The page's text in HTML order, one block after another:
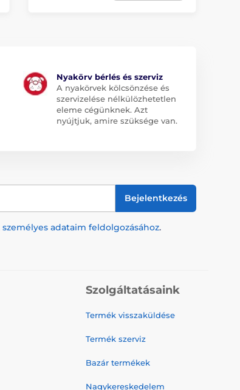
Nyakörv bérlés és szerviz
A nyakörvek kölcsönzése és
szervizelése nélkülözhetetlen
eleme cégünknek. Azt
nyújtjuk, amire szüksége van.
Bejelentkezés
személyes adataim feldolgozásához.
Szolgáltatásaink
Termék visszaküldése
Termék szerviz
Bazár termékek
Nagykereskedelem